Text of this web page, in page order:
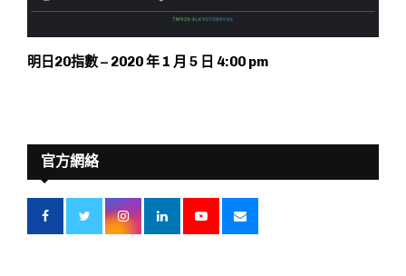
明日20指數 – 2020 年 1 月 5 日 4:00 pm
官方網絡